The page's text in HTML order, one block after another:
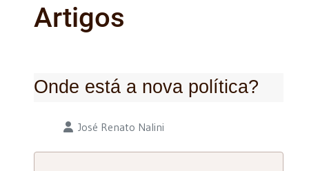
Artigos
Onde está a nova política?
Detalhes José Renato Nalini